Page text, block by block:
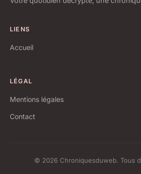
LIENS
Accueil
LÉGAL
Mentions légales
Contact
© 2026 Chroniquesduweb. Tous